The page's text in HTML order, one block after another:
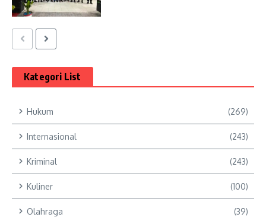
Kategori List
Hukum (269)
Internasional (243)
Kriminal (243)
Kuliner (100)
Olahraga (39)